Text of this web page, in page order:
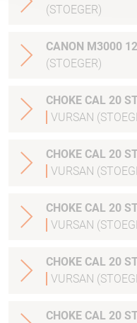
(STOEGER)
CANON M3000
(STOEGER)
CHOKE CAL 20
VURSAN
CHOKE CAL 20
VURSAN
CHOKE CAL 20
VURSAN
CHOKE CAL 20
VURSAN
CHOKE CAL 20